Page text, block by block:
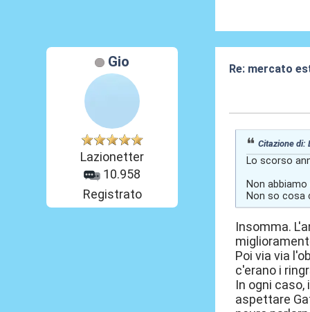
Gio
Lazionetter
10.958
Registrato
Re: mercato
Citazione di:
Lo scorso
Non
Non so cosa
Insomma.
Poi via via
c'erano i
In ogni
aspettare